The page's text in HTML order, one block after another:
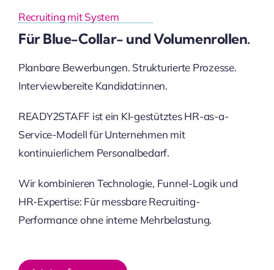
Recruiting mit System
Für Blue-Collar- und Volumenrollen.
Planbare Bewerbungen. Strukturierte Prozesse.
Interviewbereite Kandidat:innen.
READY2STAFF ist ein KI-gestütztes HR-as-a-
Service-Modell für Unternehmen mit
kontinuierlichem Personalbedarf.
Wir kombinieren Technologie, Funnel-Logik und
HR-Expertise: Für messbare Recruiting-
Performance ohne interne Mehrbelastung.